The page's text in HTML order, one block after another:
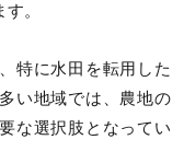
。
特に水田を転用した
い地域では、農地の
な選択肢となってい